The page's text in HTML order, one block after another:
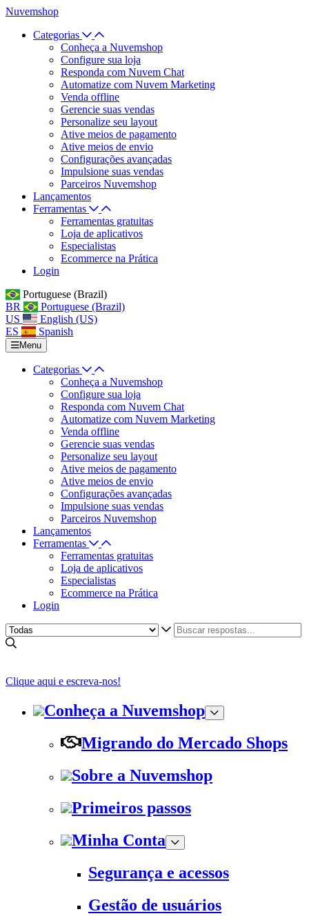
Nuvemshop
Categorias
Conheça a Nuvemshop
Configure sua loja
Responda com Nuvem Chat
Automatize com Nuvem Marketing
Venda offline
Gerencie suas vendas
Personalize seu layout
Ative meios de pagamento
Ative meios de envio
Configurações avançadas
Impulsione suas vendas
Parceiros Nuvemshop
Lançamentos
Ferramentas
Ferramentas gratuitas
Loja de aplicativos
Especialistas
Ecommerce na Prática
Login
Portuguese (Brazil)
BR
Portuguese (Brazil)
US
English (US)
ES
Spanish
Menu
Categorias
Conheça a Nuvemshop
Configure sua loja
Responda com Nuvem Chat
Automatize com Nuvem Marketing
Venda offline
Gerencie suas vendas
Personalize seu layout
Ative meios de pagamento
Ative meios de envio
Configurações avançadas
Impulsione suas vendas
Parceiros Nuvemshop
Lançamentos
Ferramentas
Ferramentas gratuitas
Loja de aplicativos
Especialistas
Ecommerce na Prática
Login
Clique aqui e escreva-nos!
Conheça a Nuvemshop
Migrando do Mercado Shops
Sobre a Nuvemshop
Primeiros passos
Minha Conta
Segurança e acessos
Gestão de usuários